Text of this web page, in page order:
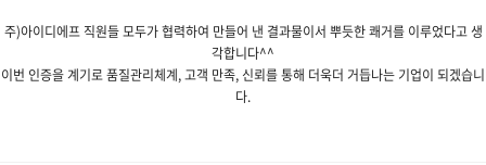
주)아이디에프 직원들 모두가 협력하여 만들어 낸 결과물이서 뿌듯한 쾌거를 이루었다고 생
각합니다^^
이번 인증을 계기로 품질관리체계, 고객 만족, 신뢰를 통해 더욱더 거듭나는 기업이 되겠습니
다.